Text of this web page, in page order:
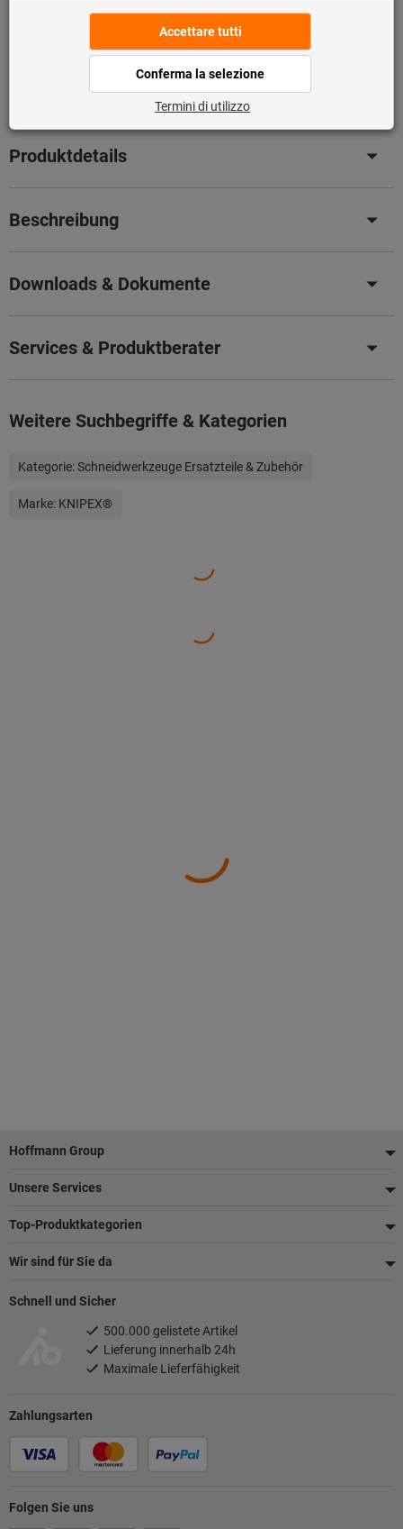
da er nicht Bestandteil unseres Hauptsortiments ist und
somit nicht bei uns auf Lager liegt.
Artikel merken Artikel teilen
Produktdetails
Beschreibung
Downloads & Dokumente
Services & Produktberater
Weitere Suchbegriffe & Kategorien
Kategorie:Schneidwerkzeuge Ersatzteile & Zubehör
Marke: KNIPEX®
Fußzeile
Hoffmann Group
Unsere Services
Top-Produktkategorien
Wir sind für Sie da
Folgen Sie uns
Zahlungsarten
Schnell und Sicher
500.000 gelistete Artikel
Lieferung innerhalb 24h
Maximale Lieferfähigkeit